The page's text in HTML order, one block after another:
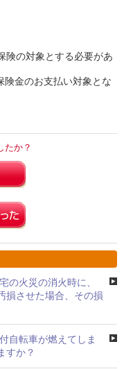
険の対象とする必要があ
金のお支払い対象とな
たか？
の火災の消火時に、
損させた場合、その損
自転車が燃えてしま
すか？